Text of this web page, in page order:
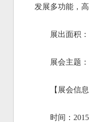
发展多功能，
展出面积：
展会主题
【展会信息
时间： 2015